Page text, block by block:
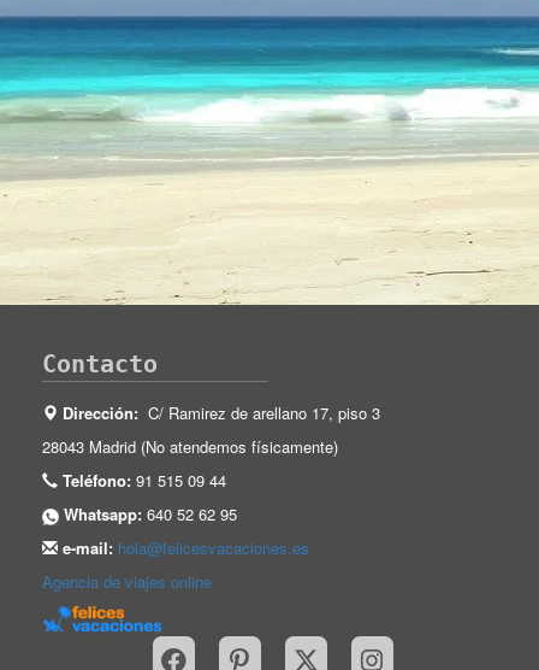
Contacto
Dirección: C/ Ramirez de arellano 17, piso 3
28043 Madrid (No atendemos físicamente)
Teléfono: 91 515 09 44
Whatsapp: 640 52 62 95
e-mail: hola@felicesvacaciones.es
Agencia de viajes online